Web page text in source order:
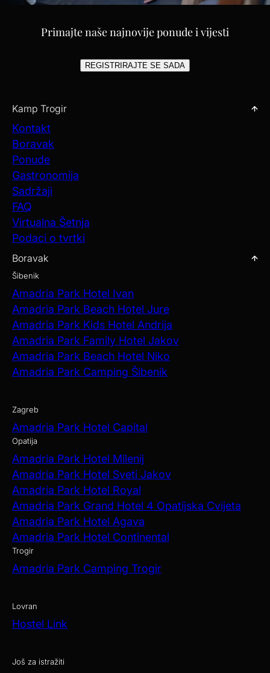
Primajte naše najnovije ponude i vijesti
REGISTRIRAJTE SE SADA
Kamp Trogir
Kontakt
Boravak
Ponude
Gastronomija
Sadržaji
FAQ
Virtualna Šetnja
Podaci o tvrtki
Boravak
Šibenik
Amadria Park Hotel Ivan
Amadria Park Beach Hotel Jure
Amadria Park Kids Hotel Andrija
Amadria Park Family Hotel Jakov
Amadria Park Beach Hotel Niko
Amadria Park Camping Šibenik
Zagreb
Amadria Park Hotel Capital
Opatija
Amadria Park Hotel Milenij
Amadria Park Hotel Sveti Jakov
Amadria Park Hotel Royal
Amadria Park Grand Hotel 4 Opatijska Cvijeta
Amadria Park Hotel Agava
Amadria Park Hotel Continental
Trogir
Amadria Park Camping Trogir
Lovran
Hostel Link
Još za istražiti